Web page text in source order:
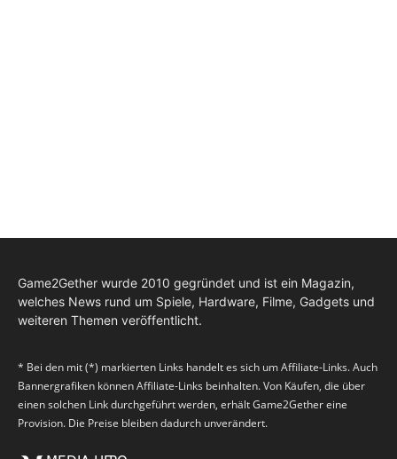
Game2Gether wurde 2010 gegründet und ist ein Magazin,
welches News rund um Spiele, Hardware, Filme, Gadgets und
weiteren Themen veröffentlicht.
* Bei den mit (*) markierten Links handelt es sich um Affiliate-Links. Auch
Bannergrafiken können Affiliate-Links beinhalten. Von Käufen, die über
einen solchen Link durchgeführt werden, erhält Game2Gether eine
Provision. Die Preise bleiben dadurch unverändert.